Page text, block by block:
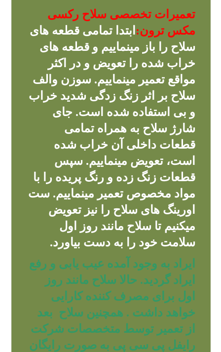
تعمیرات تخصصی سلاح رکسی
مکس ترون: ابتدا تمامی قطعه های
سلاح را باز مینماییم و قطعه های
خراب شده را تعویض و در اکثر
مواقع تعمیر مینماییم. سوزن والف
سلاح بر اثر زنگ زدگی شدید خراب
و بی استفاده شده است. جای
شارژ سلاح به همراه تمامی
قطعات داخلی آن خراب شده
است، تعویض مینماییم. سپس
قطعات زنگ زده و رنگ پریده را با
مواد مخصوص تعمیر مینماییم. ست
اورینگ های سلاح را نیز تعویض
میکنیم تا سلاح مانند روز اول
سلامت خود را به دست بیاورد.
ایراد به وجود آمده عیب یابی و رفع
ایراد گردید. حالا سلاح مانند روز
اول برای مصرف کننده کارایی
خواهد داشت . همچنین سلاح بعد
از تعمیر توسط متخصصات شرکت
رایفل پی سی پی به صورت رایگان